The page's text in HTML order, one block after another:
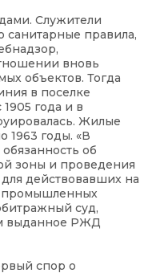
Служители
правила,
вновь
объектов. Тогда
в поселке
года и в
Жилые
1963 годы. «В
обязанность об
зоны и проведения
действовавших на
промышленных
суд,
выданное РЖД
спор о